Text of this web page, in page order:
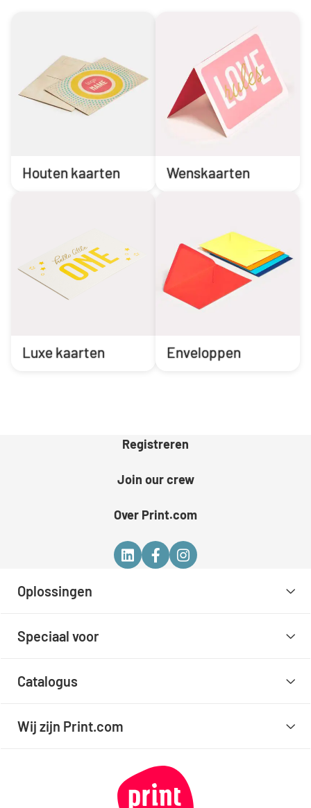
Houten kaarten Wenskaarten
Luxe kaarten Enveloppen
Registreren
Join our crew
Over Print.com
Oplossingen
Speciaal voor
Catalogus
Wij zijn Print.com